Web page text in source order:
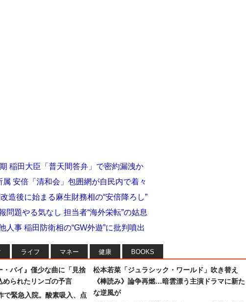
稲田大臣「普天間答弁」で密約漏洩か
安倍「清和会」包囲網が自民内で着々
造後に始まる麻生財務相の“安倍降ろし”
問題やる気なし 担当者“海外栄転”の姑息
人事 稲田防衛相の“GW外遊”に批判噴出
ライフ マネー 健康 BOOKS
・バイ』僅少な曲に「見捨
められたリンゴの予言
で緊急入院。酸素吸入、点
松本若菜「ジュラシック・ワールド」吹き替え
《棒読み》論争再燃…暗雲漂う主演ドラマに新た
な逆風が